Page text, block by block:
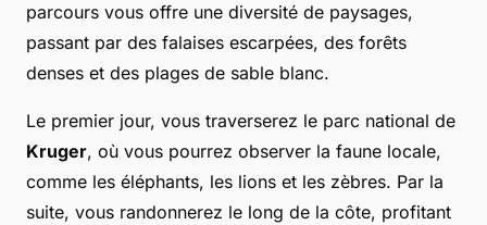
parcours vous offre une diversité de paysages,
passant par des falaises escarpées, des forêts
denses et des plages de sable blanc.
Le premier jour, vous traverserez le parc national de
Kruger, où vous pourrez observer la faune locale,
comme les éléphants, les lions et les zèbres. Par la
suite, vous randonnerez le long de la côte, profitant